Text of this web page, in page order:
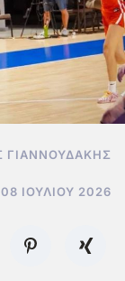
ΓΙΑΝΝΟΥΔΆΚΗΣ
08 ΙΟΥΛΊΟΥ 2026